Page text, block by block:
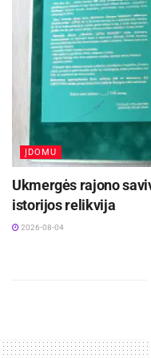
badavimas yra
susijęs su tinkama,
mityba. Geras
treniruotės –
įsitikinęs čempionas.
ĮDOMU
Ukmergės rajono
istorijos relikvija
2026-08-04